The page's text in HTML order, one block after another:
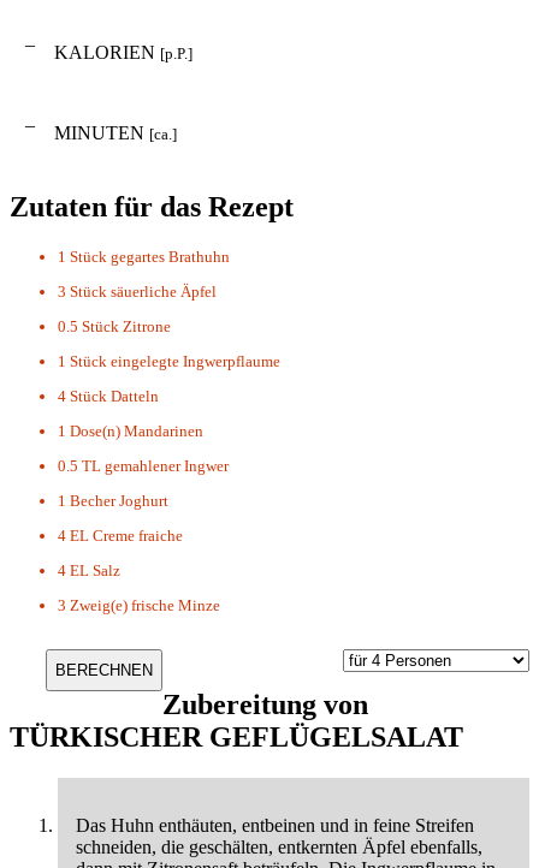
– KALORIEN [p.P.]
– MINUTEN [ca.]
Zutaten für das Rezept
1 Stück gegartes Brathuhn
3 Stück säuerliche Äpfel
0.5 Stück Zitrone
1 Stück eingelegte Ingwerpflaume
4 Stück Datteln
1 Dose(n) Mandarinen
0.5 TL gemahlener Ingwer
1 Becher Joghurt
4 EL Creme fraiche
4 EL Salz
3 Zweig(e) frische Minze
Zubereitung von
TÜRKISCHER GEFLÜGELSALAT
Das Huhn enthäuten, entbeinen und in feine Streifen
schneiden, die geschälten, entkernten Äpfel ebenfalls,